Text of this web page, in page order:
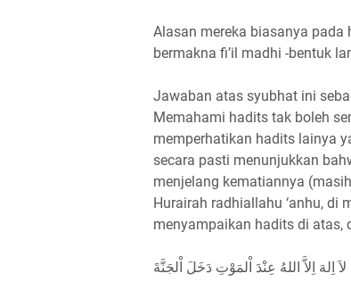
Alasan mereka biasanya
bermakna fi’il madhi -bentuk
Jawaban atas syubhat ini
Memahami hadits tak boleh
memperhatikan hadits lainya
secara pasti menunjukkan
menjelang kematiannya
Hurairah radhiallahu ‘anhu, di
menyampaikan hadits di atas,
اِلهَ اِلاَّ اللهُ عِنْدَ اْلمَوْتِ دَخَلَ اْلجَنَّةَ